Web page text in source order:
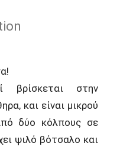
βρίσκεται στην
και είναι μικρού
δύο κόλπους σε
ψιλό βότσαλο και